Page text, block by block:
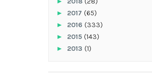
► 2017 (65)
► 2016 (333)
► 2015 (143)
► 2013 (1)